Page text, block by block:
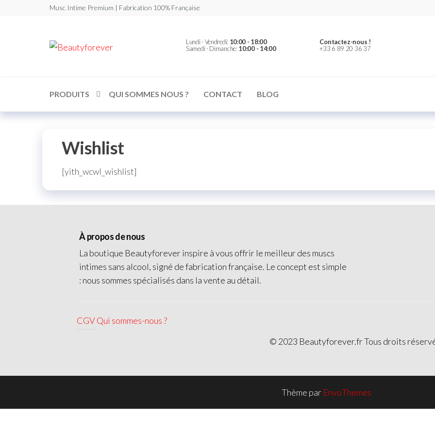
Musc Intime Premium | Fabrication 100% Française
BeautyforeverLundi - Vendredi: 10:00 - 18:00
Samedi - Dimanche: 10:00 - 14:00
Contactez-nous !
+33 6 89 20 36 37
PRODUITS QUI SOMMES NOUS ? CONTACT BLOG
Wishlist
[yith_wcwl_wishlist]
À propos de nous
La boutique Beautyforever inspire à vous offrir le meilleur des muscs
intimes sans alcool, signé de fabrication française. Le concept est simple
: nous sommes spécialisés dans la vente au détail.
CGVQui sommes-nous ?
© 2023 Beautyforever.fr Tous droits
Thème par EnvoThemes